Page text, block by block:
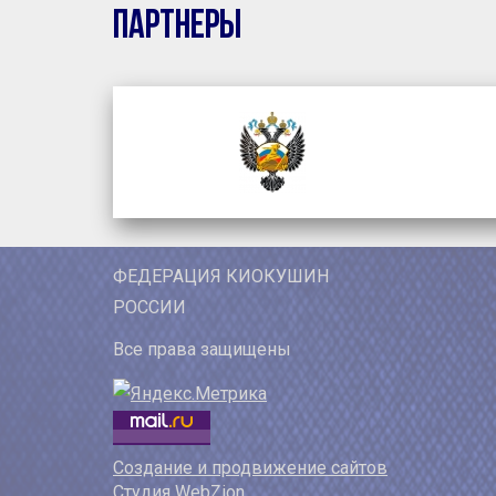
Партнеры
ФЕДЕРАЦИЯ КИОКУШИН
РОССИИ
Все права защищены
Создание и продвижение сайтов